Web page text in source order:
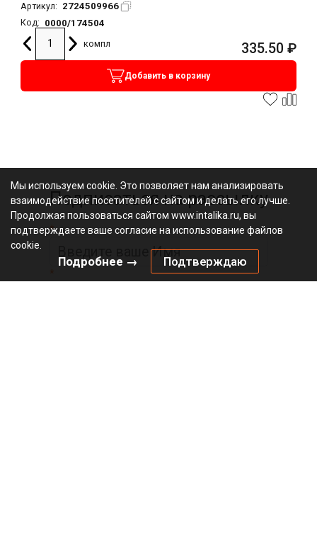
Артикул: 2724509966
Код:
0000/174504
компл
335.50 ₽
Добавить в корзину
Подписаться на рассылку
*
Мы используем cookie. Это позволяет нам анализировать
взаимодействие посетителей с сайтом и делать его лучше.
Продолжая пользоваться сайтом www.intalika.ru, вы
подтверждаете ваше согласие на использование файлов
cookie.
Подробнее → Подтверждаю